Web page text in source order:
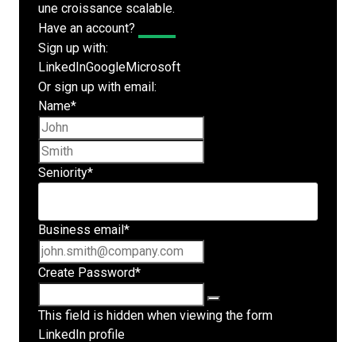
une croissance scalable.
Have an account?
Sign up with:
LinkedInGoogleMicrosoft
Or sign up with email:
Name*
Seniority*
Business email *
Create Password*
This field is hidden when viewing the form
LinkedIn profile